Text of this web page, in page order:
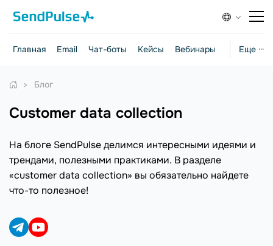
Еще ···
Главная Email Чат-боты Кейсы Вебинары Стратегии
Блог
customer data collection
На блоге SendPulse делимся интересными идеями и
трендами, полезными практиками. В разделе
«customer data collection» вы обязательно найдете
что-то полезное!